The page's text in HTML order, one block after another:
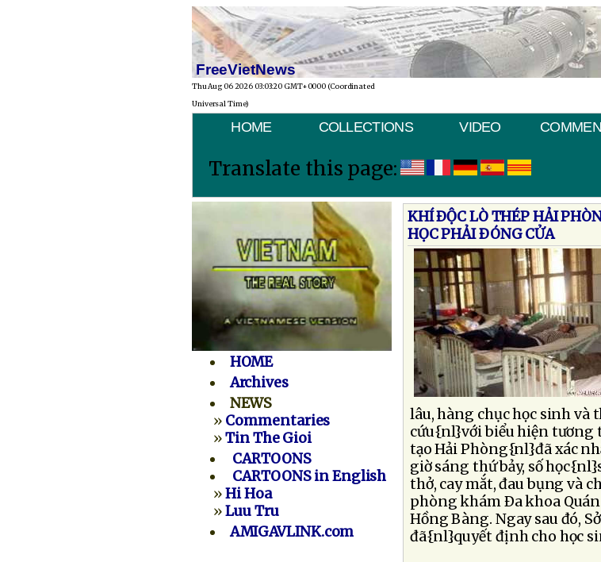
FreeVietNews
Thu Aug 06 2026 03:03:20 GMT+0000 (Coordinated
Universal Time)
HOME COLLECTIONS VIDEO
Translate this page:
HOME
Archives
NEWS
» Commentaries
»Tin The Gioi
CARTOONS
CARTOONS in English
»Hi Hoa
»Luu Tru
AMIGAVLINK.com
KHÍ ÐỘC LÒ THÉP HẢI
HỌC PHẢI ÐÓNG CỬA
lâu, hàng chục học sinh và
cứu{nl}với biểu hiện tương
tạo Hải Phòng{nl}đã xác
giờ sáng thứ bảy, số
thở, cay mắt, đau bụng và
phòng khám Ða khoa
Hồng Bàng. Ngay sau đó,
đã{nl}quyết định cho học